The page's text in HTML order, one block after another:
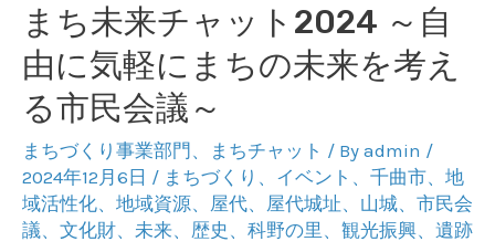
まち未来チャット2024 ～自
由に気軽にまちの未来を考え
る市民会議～
まちづくり事業部門、 まちチャット / By admin /
2024年12月6日 / まちづくり 、 イベント 、 千曲市、 地
域活性化、 地域資源、 屋代、 屋代城址、 山城、 市民会
議、 文化財、 未来、 歴史 、 科野の里 、 観光振興、 遺跡